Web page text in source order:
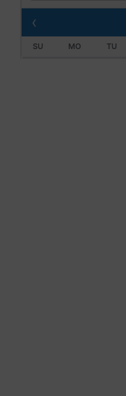
‹
SU MO TU